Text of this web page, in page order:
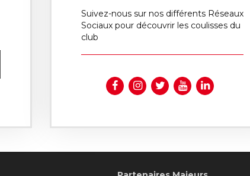
Suivez-nous sur nos différents Réseaux
Sociaux pour découvrir les coulisses du
club